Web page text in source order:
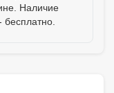
Наличие